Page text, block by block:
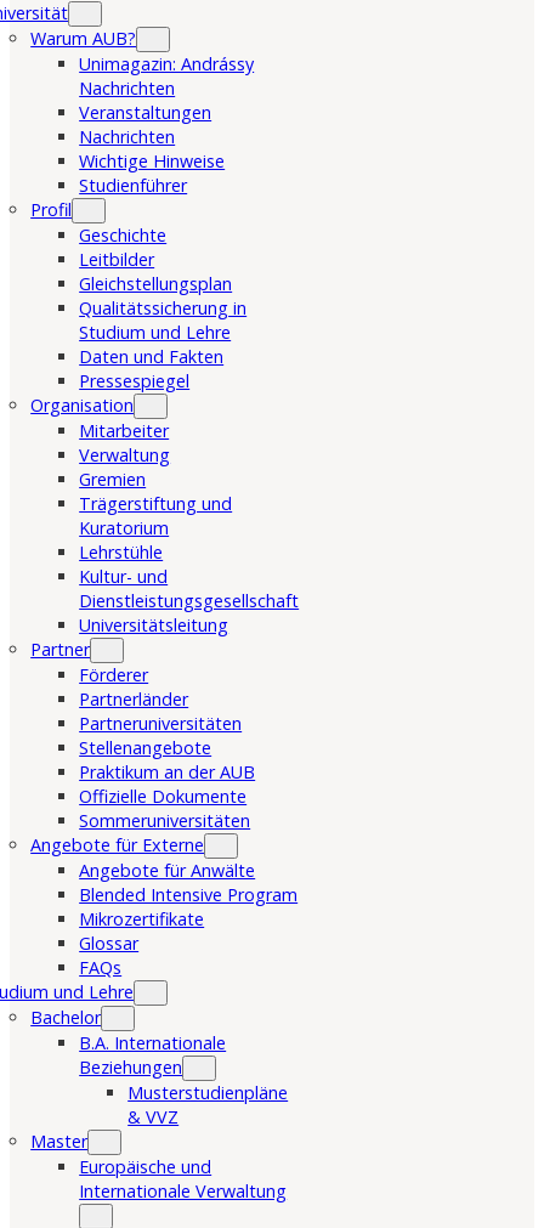
Warum AUB?
Unimagazin: Andrássy
Nachrichten
Veranstaltungen
Nachrichten
Wichtige Hinweise
Studienführer
Profil
Geschichte
Leitbilder
Gleichstellungsplan
Qualitätssicherung in
Studium und Lehre
Daten und Fakten
Pressespiegel
Organisation
Mitarbeiter
Verwaltung
Gremien
Trägerstiftung und
Kuratorium
Lehrstühle
Kultur- und
Dienstleistungsgesellschaft
Universitätsleitung
Partner
Förderer
Partnerländer
Partneruniversitäten
Stellenangebote
Praktikum an der AUB
Offizielle Dokumente
Sommeruniversitäten
Angebote für Externe
Angebote für Anwälte
Blended Intensive Program
Mikrozertifikate
Glossar
FAQs
und Lehre
Bachelor
B.A. Internationale
Beziehungen
Musterstudienpläne
& VVZ
Master
Europäische und
Internationale Verwaltung